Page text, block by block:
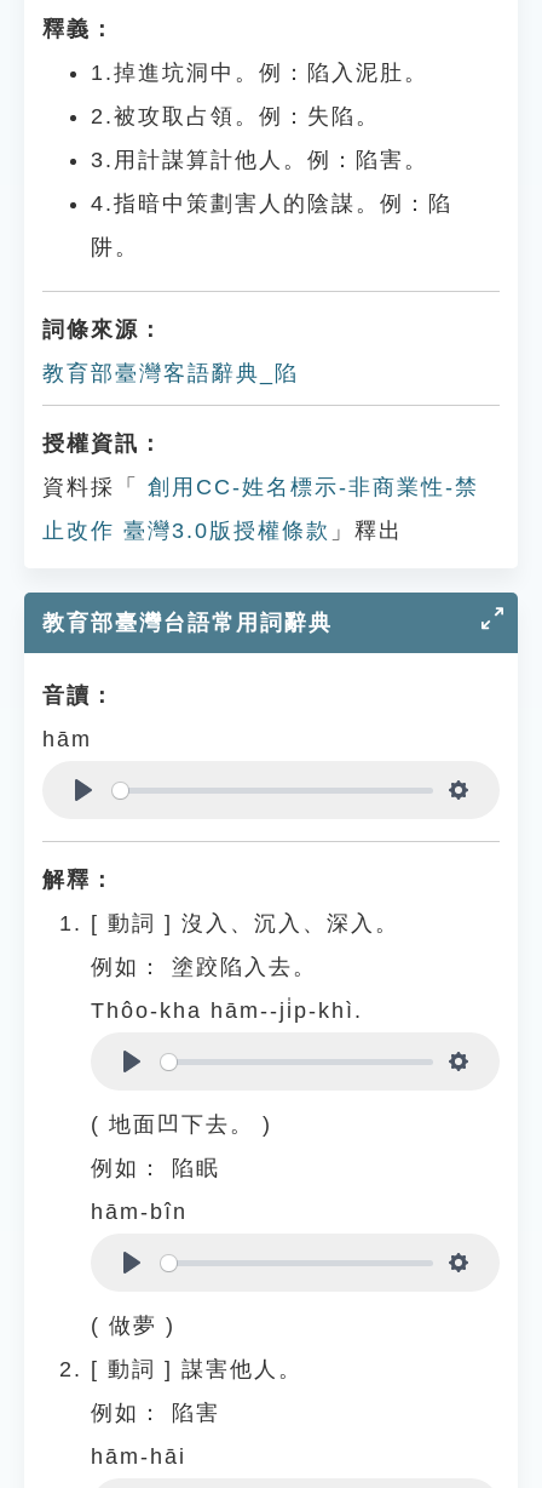
釋義：
1.掉進坑洞中。例：陷入泥肚。
2.被攻取占領。例：失陷。
3.用計謀算計他人。例：陷害。
4.指暗中策劃害人的陰謀。例：陷
阱。
詞條來源：
教育部臺灣客語辭典_陷
授權資訊：
資料採「
創用CC-姓名標示-非商業性-禁
止改作 臺灣3.0版授權條款 」釋出
教育部臺灣台語常用詞辭典
音讀：
hām
解釋：
[ 動詞 ] 沒入、沉入、深入。
例如：
塗跤陷入去。
Thôo-kha hām--ji̍p-khì.
( 地面凹下去。 )
例如：
陷眠
hām-bîn
( 做夢 )
[ 動詞 ] 謀害他人。
例如：
陷害
hām-hāi